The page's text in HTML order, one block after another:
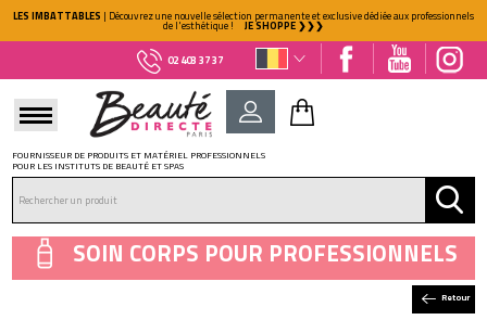
LES IMBATTABLES | Découvrez une nouvelle sélection permanente et exclusive dédiée aux professionnels
de l'esthétique ! JE SHOPPE ❯❯❯
02 403 37 37
FOURNISSEUR DE PRODUITS ET MATÉRIEL PROFESSIONNELS
POUR LES INSTITUTS DE BEAUTÉ ET SPAS
Retour
SOIN CORPS POUR PROFESSIONNELS